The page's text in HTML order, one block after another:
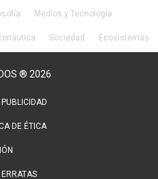
Medios y Tecnología
Sociedad Ecosistemas
® 2026
PUBLICIDAD
DE ÉTICA